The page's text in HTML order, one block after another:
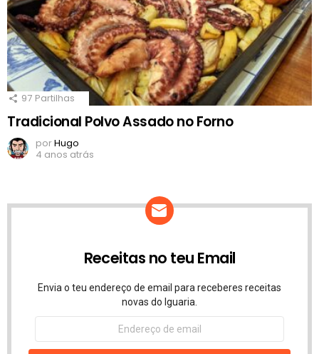
97 Partilhas
Tradicional Polvo Assado no Forno
porHugo
4 anos atrás
Receitas no teu Email
Envia o teu endereço de email para receberes receitas
novas do Iguaria.
Endereço
email